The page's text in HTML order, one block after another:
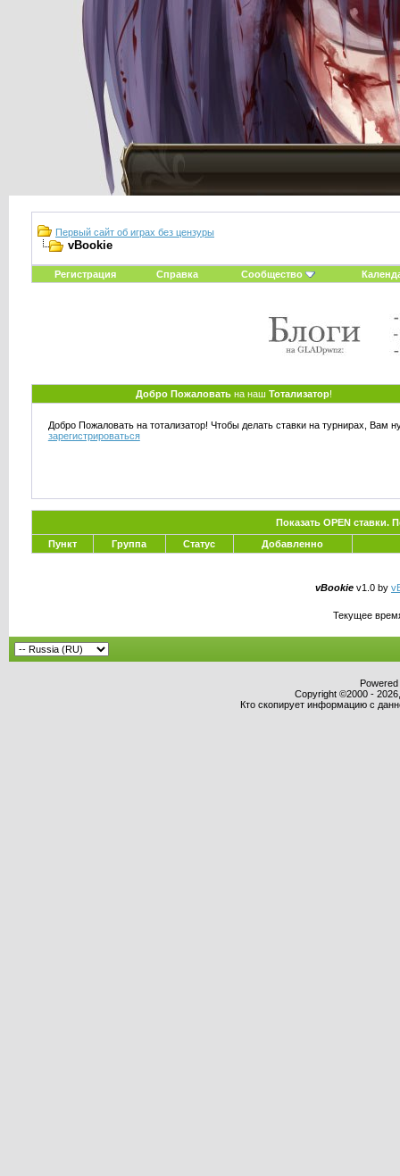
Первый сайт об играх без цензуры
vBookie
Регистрация Справка Сообщество
Добро Пожаловать на нашТотализатор!
Добро Пожаловать на тотализатор! Чтобы делать ставки на турнирах, Вам
зарегистрироваться
Показать OPEN ставки.
Пункт
Группа Статус Добавленно
vBookiev1.0 by
Текущее
Copyright ©2000 -
Кто скопирует информацию с